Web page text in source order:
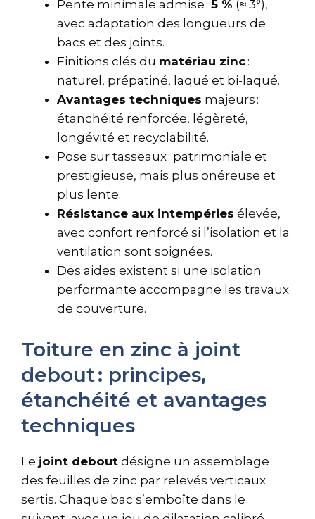
Pente minimale admise : 5 % (≈ 3°),
avec adaptation des longueurs de
bacs et des joints.
Finitions clés du matériau zinc :
naturel, prépatiné, laqué et bi-laqué.
Avantages techniques majeurs :
étanchéité renforcée, légèreté,
longévité et recyclabilité.
Pose sur tasseaux : patrimoniale et
prestigieuse, mais plus onéreuse et
plus lente.
Résistance aux intempéries élevée,
avec confort renforcé si l’isolation et la
ventilation sont soignées.
Des aides existent si une isolation
performante accompagne les travaux
de couverture.
Toiture en zinc à joint
debout : principes,
étanchéité et avantages
techniques
Le joint debout désigne un assemblage
des feuilles de zinc par relevés verticaux
sertis. Chaque bac s’emboîte dans le